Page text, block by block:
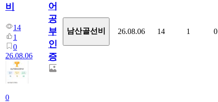
비
14
1
0
26.08.06
0
어
공
부
인
증
남산골선비 26.08.06 14 1 0